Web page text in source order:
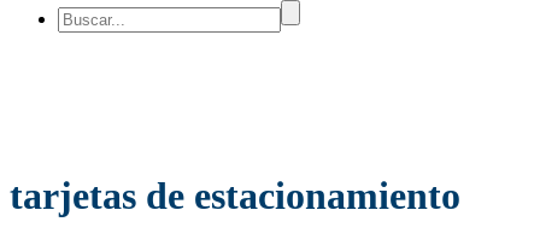
tarjetas de estacionamiento